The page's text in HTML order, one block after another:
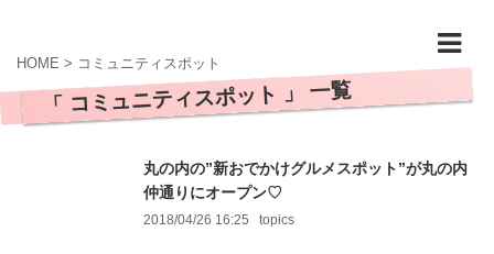
HOME > コミュニティスポット
「 コミュニティスポット 」 一覧
丸の内の”新おでかけグルメスポット”が丸の内
仲通りにオープン♡
2018/04/26 16:25 topics